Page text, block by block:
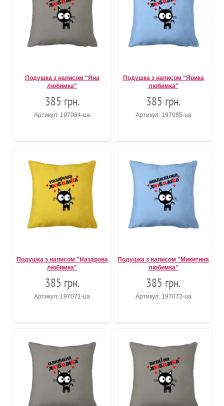
Подушка з написом "Яна
любимка"
385 грн.
Артикул: 197084-ua
Подушка з написом "Ярика
любимка"
385 грн.
Артикул: 197085-ua
Подушка з написом "Назарова
любимка"
385 грн.
Артикул: 197071-ua
Подушка з написом "Микитина
любимка"
385 грн.
Артикул: 197072-ua